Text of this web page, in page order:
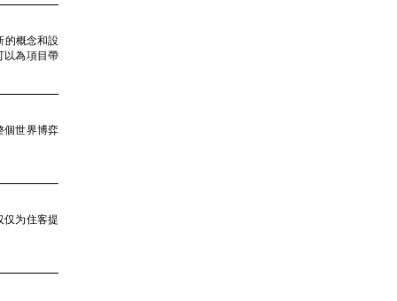
的概念和設
以為項目帶
個世界博弈
仅为住客提